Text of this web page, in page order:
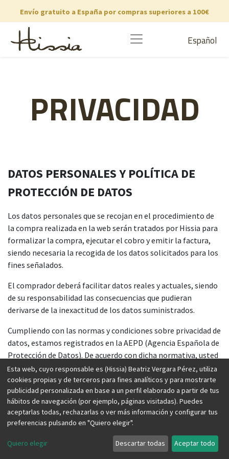
Envío gratuito a España por compras superiores a 100€
Español
PRIVACIDAD
DATOS PERSONALES Y POLÍTICA DE
PROTECCIÓN DE DATOS
Los datos personales que se recojan en el procedimiento de
la compra realizada en la web serán tratados por Hissia para
formalizar la compra, ejecutar el cobro y emitir la factura,
siendo necesaria la recogida de los datos solicitados para los
fines señalados.
El comprador deberá facilitar datos reales y actuales, siendo
de su responsabilidad las consecuencias que pudieran
derivarse de la inexactitud de los datos suministrados.
Cumpliendo con las normas y condiciones sobre privacidad de
datos, estamos registrados en la AEPD (Agencia Española de
Protección de Datos). De acuerdo con dicha normativa, usted
tiene derecho a acceder, cambiar y cancelar su información
personal. Para hacerlo, debe comunicarlo por email a la
siguiente dirección: info@hissia.com.
Con el objeto de preservar su privacidad, le garantizamos que
toda la información que nos facilite será tratada de manera
estrictamente confidencial y guardada de forma segura. La
información facilitada es confidencial y sólo será utilizada
Esta web, cuyo responsable es (Hissia) Beatriz Vergara Pérez, utiliza
cookies propias y de terceros para fines analíticos y para mostrarte
publicidad personalizada en base a un perfil elaborado a partir de tus
hábitos de navegación (por ejemplo, páginas visitadas). Puedes
aceptarlas todas, rechazarlas o ver más información y configurar tus
preferencias pulsando en "Quiero elegir".
Quiero elegir Descartar todas Aceptar todo